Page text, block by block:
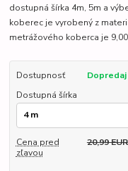
dostupná šírka 4m, 5m a
koberec je vyrobený z
metrážového koberca je
Dostupnosť
Dopredaj
Dostupná šírka
Cena pred
zľavou
20,99 EUR